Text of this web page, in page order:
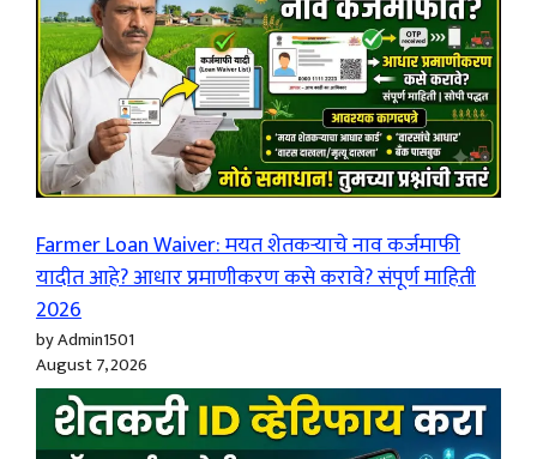
Farmer Loan Waiver: मयत शेतकऱ्याचे नाव कर्जमाफी
यादीत आहे? आधार प्रमाणीकरण कसे करावे? संपूर्ण माहिती
2026
by Admin1501
August 7, 2026